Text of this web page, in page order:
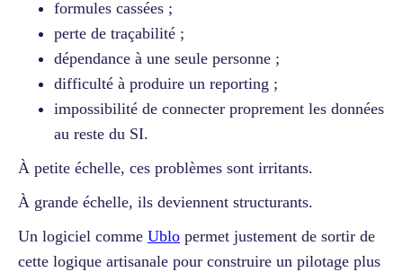
formules cassées ;
perte de traçabilité ;
dépendance à une seule personne ;
difficulté à produire un reporting ;
impossibilité de connecter proprement les données
au reste du SI.
À petite échelle, ces problèmes sont irritants.
À grande échelle, ils deviennent structurants.
Un logiciel comme Ublo permet justement de sortir de
cette logique artisanale pour construire un pilotage plus